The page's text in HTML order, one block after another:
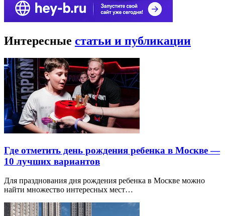
Интересные статьи и публикации
Где отметить день рождения ребенка в Москве —
10 лучших вариантов
Для празднования дня рождения ребенка в Москве можно
найти множество интересных мест…